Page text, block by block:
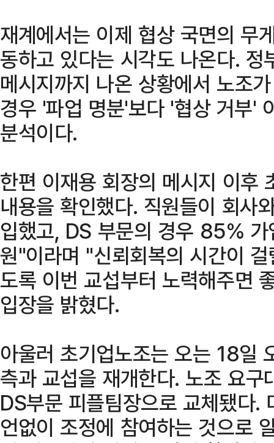
재계에서는 이제 협상 국면의 무
동하고 있다는 시각도 나온다.
메시지까지 나온 상황에서 노조
경우 '파업 명분'보다 '협상 거부'
분석이다.
한편 이재용 회장의 메시지 이후
내용을 확인했다. 직원들이 회사
입했고, DS 부문의 경우 85%
원"이라며 "신뢰회복의 시간이
도록 이번 교섭부터 노력해주면
입장을 밝혔다.
아울러 초기업노조는 오는 18일
측과 교섭을 재개한다. 노조 요
DS부문 피플팀장으로 교체됐다.
언없이 조정에 참여하는 것으로